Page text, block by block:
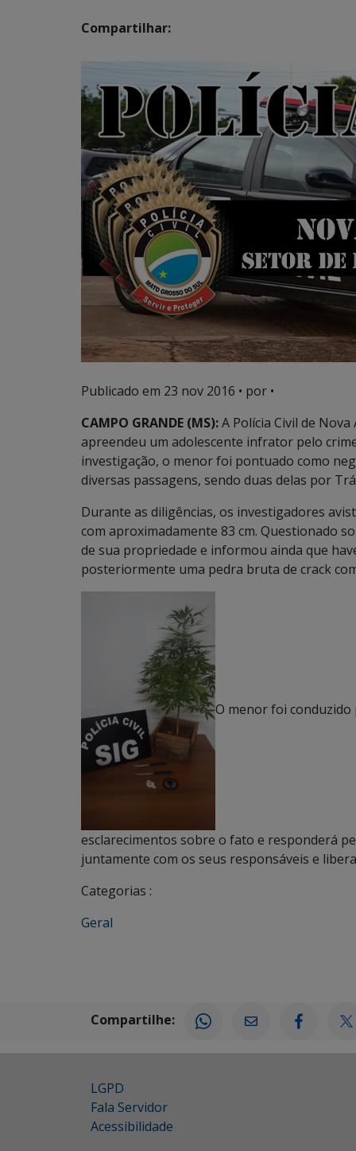
Compartilhar:
Publicado em 23 nov 2016 • por •
CAMPO GRANDE (MS):A Polícia Civil de
apreendeu um adolescente infrator pelo
investigação, o menor foi pontuado como
diversas passagens, sendo duas delas por
Durante as diligências, os investigadores
com aproximadamente 83 cm. Questionado
de sua propriedade e informou ainda que
posteriormente uma pedra bruta de crack
O menor foi conduzido
esclarecimentos sobre o fato e responderá
juntamente com os seus responsáveis e
Categorias :
Geral
Compartilhe:
LGPD
Fala Servidor
Acessibilidade